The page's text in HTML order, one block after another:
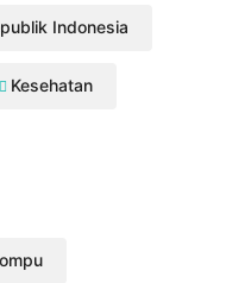
Indonesia
Kesehatan